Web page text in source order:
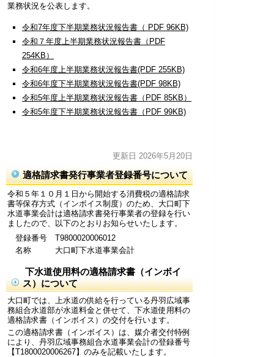
業務状況を公表します。
令和7年度下半期業務状況報告書（ PDF 96KB)
令和７年度上半期業務状況報告書（PDF
254KB）
令和6年度上半期業務状況報告書(PDF 255KB)
令和6年度下半期業務状況報告書(PDF 98KB)
令和5年度上半期業務状況報告書（PDF 85KB）
令和5年度下半期業務状況報告書（PDF 99KB)
更新日 2026年5月20日
適格請求書発行事業者登録番号について
令和５年１０月１日から開始する消費税の適格請求
書等保存方式（インボイス制度）のため、大口町下
水道事業会計は適格請求書発行事業者の登録を行い
ましたので、以下のとおりお知らせいたします。
登録番号 T9800020006012
名称 大口町下水道事業会計
下水道使用料の適格請求書（インボイ
ス）について
大口町では、上水道の供給を行っている丹羽広域事
務組合水道部が水道料金と併せて、下水道使用料の
適格請求書（インボイス）の交付を行います。
この適格請求書（インボイス）は、媒介者交付特例
により、丹羽広域事務組合水道事業会計の登録番号
【T1800020006267】のみを記載いたします。